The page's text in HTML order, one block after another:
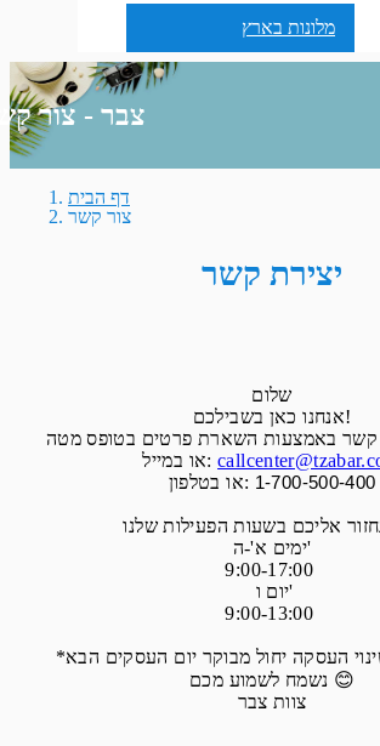
מלונות בארץ
צבר - צור
דף הבית
צור קשר
יצירת קשר
שלום
אנחנו כאן בשבילכם!
קשר באמצעות השארת פרטים בטופס מטה
או במייל:
או בטלפון: 1-700-500-400
ימים א'-ה'
9:00-17:00
יום ו'
9:00-13:00
העסקה יחול מבוקר יום העסקים הבא
😊
צוות צבר